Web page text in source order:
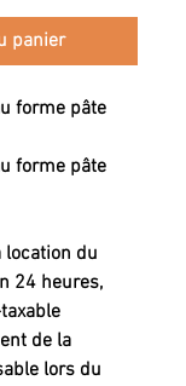
panier
forme pâte
forme pâte
location du
24 heures,
de la
lors du